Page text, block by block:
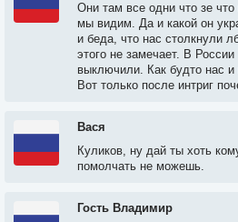
Они там все одни что зе
мы видим. Да и какой он
и беда, что нас столкнули
этого не замечает. В
выключили. Как будто нас и
Вот только после интриг
Вася
Куликов, ну дай ты хоть
помолчать не можешь.
Гость Владимир